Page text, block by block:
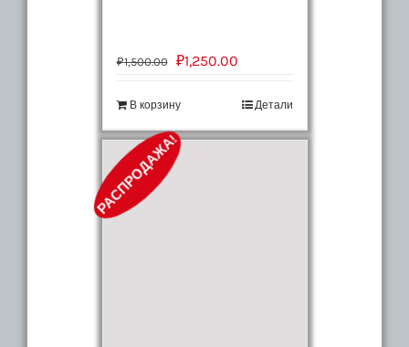
₽1,500.00 ₽1,250.00
В корзину Детали
РАСПРОДАЖА!